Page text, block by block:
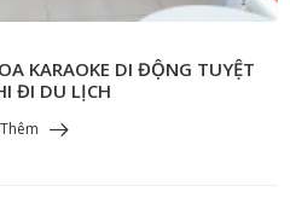
KARAOKE DI ĐỘNG TUYỆT
ĐI DU LỊCH